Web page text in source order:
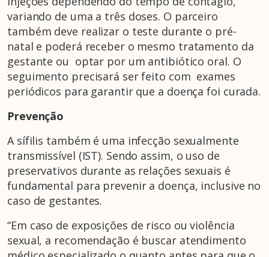
variando de uma a três doses. O parceiro
também deve realizar o teste durante o pré-
natal e poderá receber o mesmo tratamento da
gestante ou optar por um antibiótico oral. O
seguimento precisará ser feito com exames
periódicos para garantir que a doença foi curada.
Prevenção
A sífilis também é uma infecção sexualmente
transmissível (IST). Sendo assim, o uso de
preservativos durante as relações sexuais é
fundamental para prevenir a doença, inclusive no
caso de gestantes.
“Em caso de exposições de risco ou violência
sexual, a recomendação é buscar atendimento